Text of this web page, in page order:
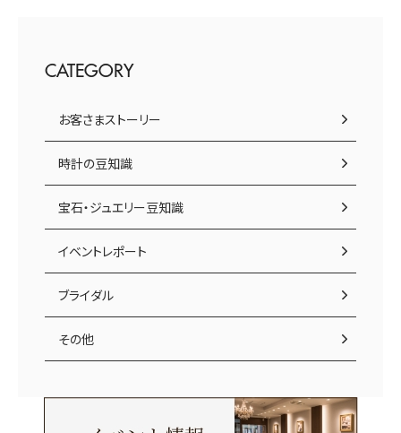
CATEGORY
お客さまストーリー
時計の豆知識
宝石・ジュエリー豆知識
イベントレポート
ブライダル
その他